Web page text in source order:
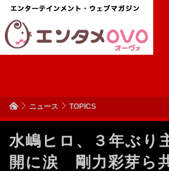
ニュース TOPICS
水嶋ヒロ、３年ぶり
開に涙 剛力彩芽ら